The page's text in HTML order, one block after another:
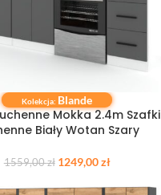
KOSZYKA
Kolekcja: Blande
Mokka 2.4m Szafki
Biały Wotan Szary
1559,00zł 1249,00zł